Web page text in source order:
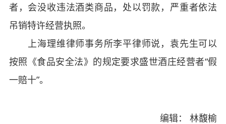
者，会没收违法酒类商品，处以罚款，严重者依法
吊销特许经营执照。
上海理维律师事务所李平律师说，袁先生可以
按照《食品安全法》的规定要求盛世酒庄经营者“假
一赔十”。
编辑： 林馥榆